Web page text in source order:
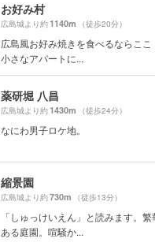
お好み村
広島城より約1140m （徒歩20分）
広島風お好み焼きを食べるならここ
小さなアパートに...
薬研堀 八昌
広島城より約1430m （徒歩24分）
なにわ男子ロケ地。
縮景園
広島城より約730m （徒歩13分）
「しゅっけいえん」と読みます。
ある庭園。喧騒か...